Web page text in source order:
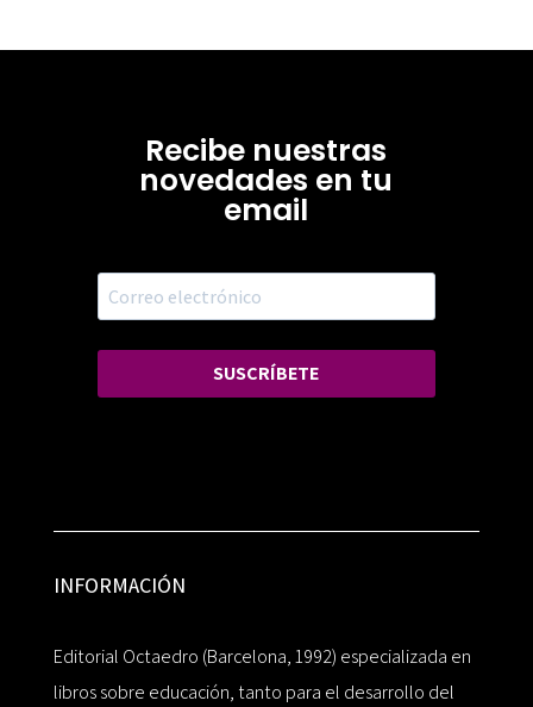
Recibe nuestras
novedades en tu
email
SUSCRÍBETE
INFORMACIÓN
Editorial Octaedro (Barcelona, 1992) especializada en
libros sobre educación, tanto para el desarrollo del